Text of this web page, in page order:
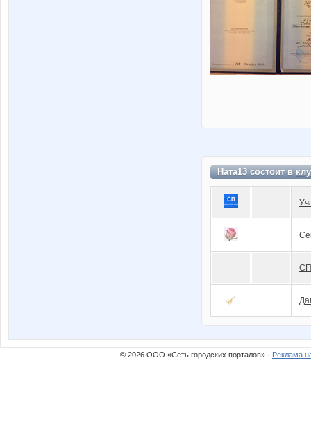
Ната13 состоит в
© 2026 ООО «Сеть городских порталов» · Реклама